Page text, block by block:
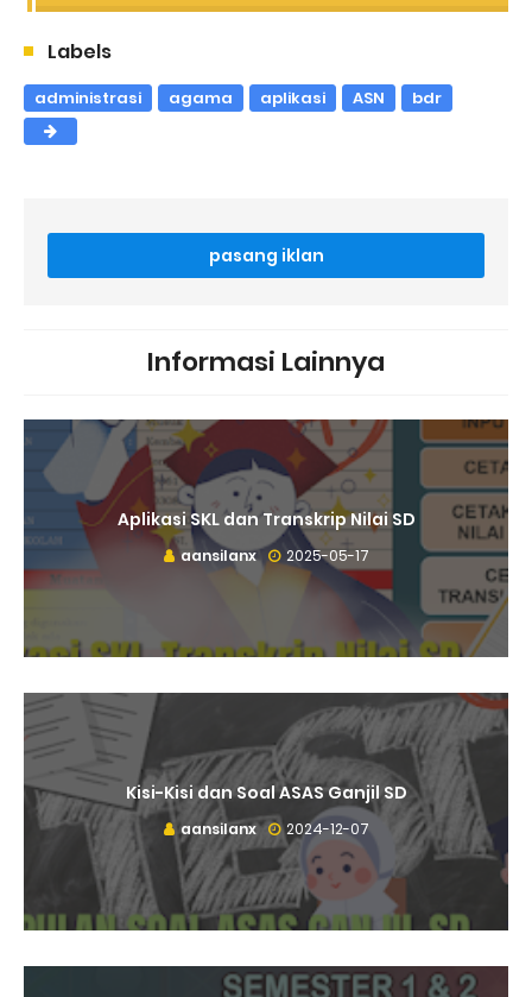
Labels
administrasi agama aplikasi ASN bdr
pasang iklan
Informasi Lainnya
Aplikasi SKL dan Transkrip Nilai SD
aansilanx 2025-05-17
Kisi-Kisi dan Soal ASAS Ganjil SD
aansilanx 2024-12-07